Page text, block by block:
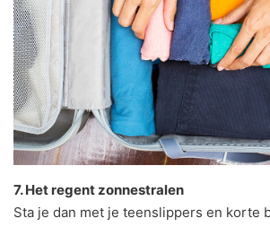
7. Het regent zonnestralen
Sta je dan met je teenslippers en korte